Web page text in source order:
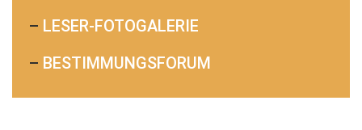
– LESER-FOTOGALERIE
– BESTIMMUNGSFORUM